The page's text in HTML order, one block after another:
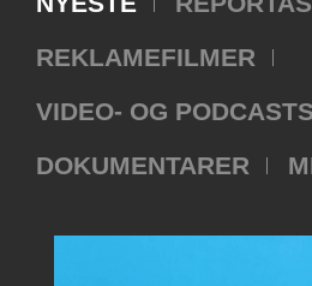
REKLAMEFILMER
VIDEO- OG PODCASTS
DOKUMENTARER